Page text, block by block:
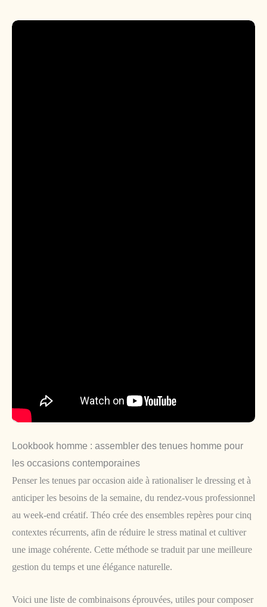
Lookbook homme : assembler des tenues homme pour
les occasions contemporaines
Penser les tenues par occasion aide à rationaliser le dressing et à
anticiper les besoins de la semaine, du rendez-vous professionnel
au week-end créatif. Théo crée des ensembles repères pour cinq
contextes récurrents, afin de réduire le stress matinal et cultiver
une image cohérente. Cette méthode se traduit par une meilleure
gestion du temps et une élégance naturelle.
Voici une liste de combinaisons éprouvées, utiles pour composer